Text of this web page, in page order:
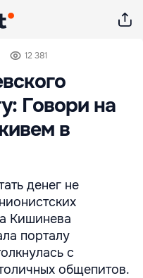
12 381
Говори на
в
денег не
Кишинева
порталу
с
общепитов.